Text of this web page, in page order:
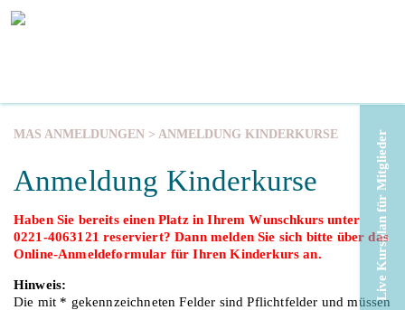
MAS ANMELDUNGEN > ANMELDUNG KINDERKURSE
Anmeldung Kinderkurse
Haben Sie bereits einen Platz in Ihrem Wunschkurs unter
0221-4063121 reserviert? Dann melden Sie sich bitte über das
Online-Anmeldeformular für Ihren Kinderkurs an.
Hinweis:
Die mit * gekennzeichneten Felder sind Pflichtfelder und müssen
Live Kursplan für Mitglieder